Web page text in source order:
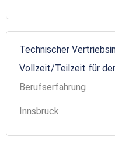
Technischer
Vollzeit/Teilzeit für
Berufserfahrung
Innsbruck